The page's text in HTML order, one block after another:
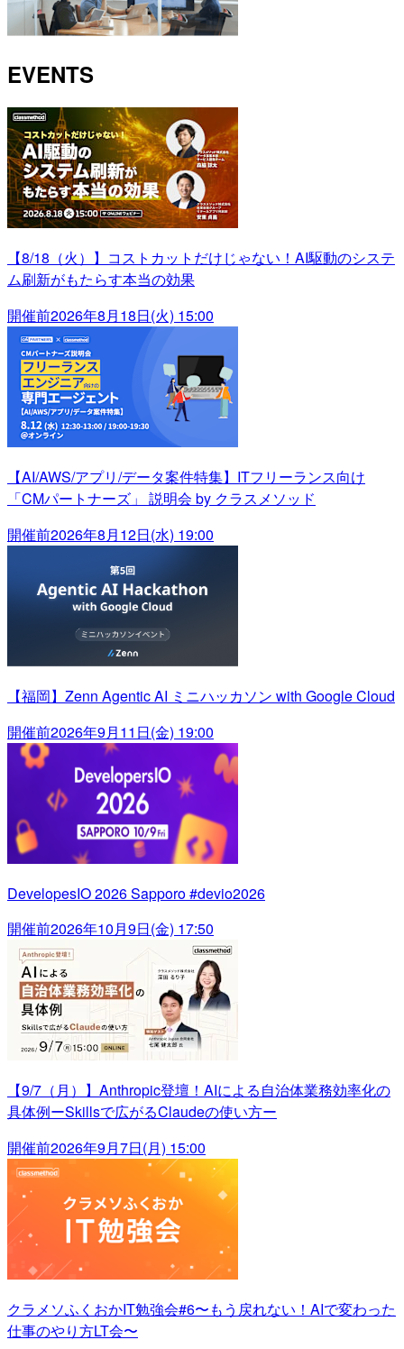
EVENTS
【8/18（火）】コストカットだけじゃない！AI駆動のシステ
ム刷新がもたらす本当の効果
開催前2026年8月18日(火) 15:00
【AI/AWS/アプリ/データ案件特集】ITフリーランス向け
「CMパートナーズ」 説明会 by クラスメソッド
開催前2026年8月12日(水) 19:00
【福岡】Zenn Agentic AI ミニハッカソン with Google Cloud
開催前2026年9月11日(金) 19:00
DevelopesIO 2026 Sapporo #devio2026
開催前2026年10月9日(金) 17:50
【9/7（月）】Anthropic登壇！AIによる自治体業務効率化の
具体例ーSkillsで広がるClaudeの使い方ー
開催前2026年9月7日(月) 15:00
クラメソふくおかIT勉強会#6〜もう戻れない！AIで変わった
仕事のやり方LT会〜